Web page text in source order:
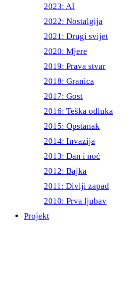
2023: AI
2022: Nostalgija
2021: Drugi svijet
2020: Mjere
2019: Prava stvar
2018: Granica
2017: Gost
2016: Teška odluka
2015: Opstanak
2014: Invazija
2013: Dan i noć
2012: Bajka
2011: Divlji zapad
2010: Prva ljubav
Projekt